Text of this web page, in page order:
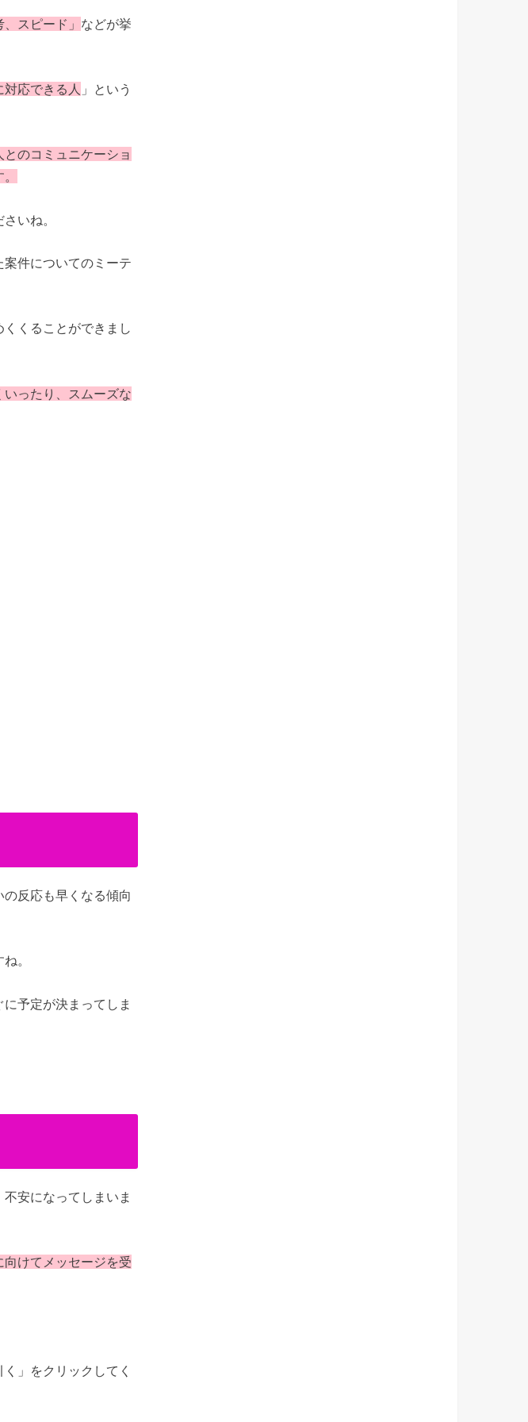
スピード」 などが挙
応できる人 」という
のコミュニケーショ
いね。
件についてのミーテ
くることができまし
ったり、スムーズな
反応も早くなる傾向
。
予定が決まってしま
安になってしまいま
けてメッセージを受
」をクリックしてく